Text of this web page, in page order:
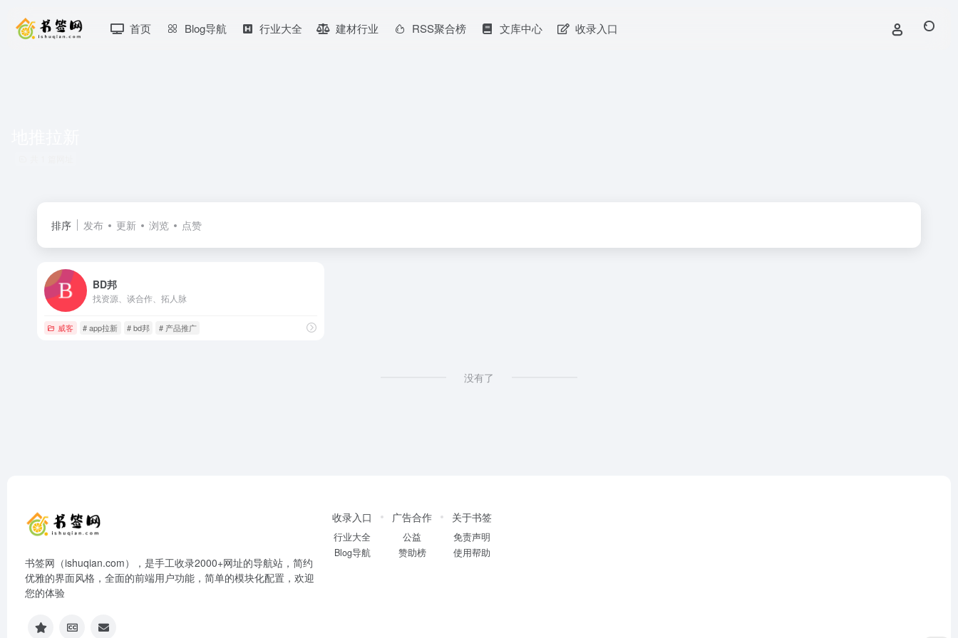
首页 Blog导航 行业大全 建材行业 RSS聚合榜 文库中心 收录入口
排序 发布 更新 浏览 点赞
BD邦
找资源、谈合作、拓人脉
威客 # app拉新 # bd邦 # 产品推广
没有了
书签网（ishuqian.com），是手工收录2000+网址的导航站，简约
优雅的界面风格，全面的前端用户功能，简单的模块化配置，欢迎
您的体验
收录入口
行业大全
Blog导航
广告合作
公益
赞助榜
关于书签
免责声明
使用帮助